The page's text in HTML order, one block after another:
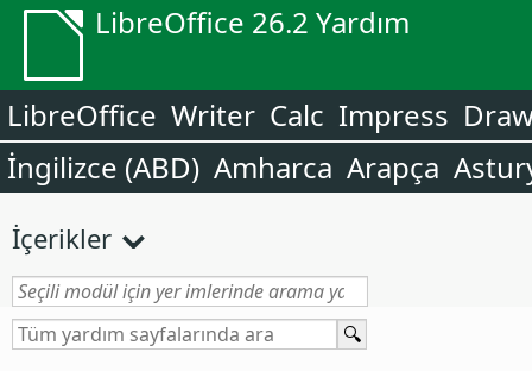
LibreOffice 26.2 Yardım
LibreOffice Writer Calc Impress
İngilizce (ABD) Amharca Arapça
İçerikler